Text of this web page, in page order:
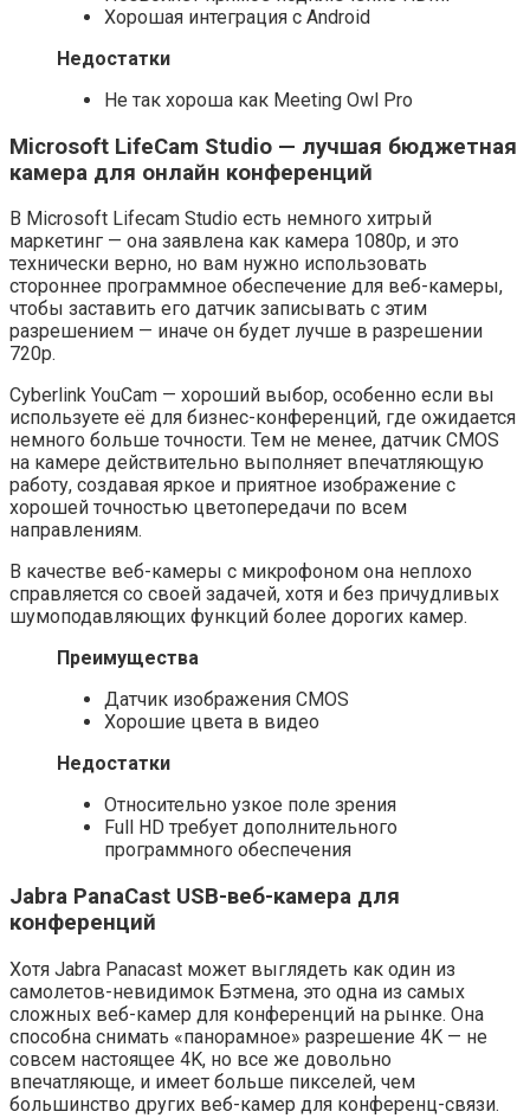
Хорошая интеграция с Android
Недостатки
Не так хороша как Meeting Owl Pro
Microsoft LifeCam Studio — лучшая бюджетная
камера для онлайн конференций
В Microsoft Lifecam Studio есть немного хитрый
маркетинг — она заявлена как камера 1080p, и это
технически верно, но вам нужно использовать
стороннее программное обеспечение для веб-камеры,
чтобы заставить его датчик записывать с этим
разрешением — иначе он будет лучше в разрешении
720p.
Cyberlink YouCam — хороший выбор, особенно если вы
используете её для бизнес-конференций, где ожидается
немного больше точности. Тем не менее, датчик CMOS
на камере действительно выполняет впечатляющую
работу, создавая яркое и приятное изображение с
хорошей точностью цветопередачи по всем
направлениям.
В качестве веб-камеры с микрофоном она неплохо
справляется со своей задачей, хотя и без причудливых
шумоподавляющих функций более дорогих камер.
Преимущества
Датчик изображения CMOS
Хорошие цвета в видео
Недостатки
Относительно узкое поле зрения
Full HD требует дополнительного
программного обеспечения
Jabra PanaCast USB-веб-камера для
конференций
Хотя Jabra Panacast может выглядеть как один из
самолетов-невидимок Бэтмена, это одна из самых
сложных веб-камер для конференций на рынке. Она
способна снимать «панорамное» разрешение 4K — не
совсем настоящее 4K, но все же довольно
впечатляюще, и имеет больше пикселей, чем
большинство других веб-камер для конференц-связи.